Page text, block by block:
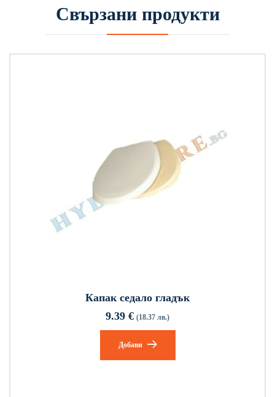
Свързани продукти
Капак седало гладък
9.39 € (18.37 лв.)
Добави